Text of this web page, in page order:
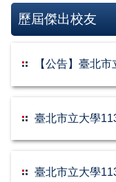
歷屆傑出校友
【公告】臺北
臺北市立大學
臺北市立大學